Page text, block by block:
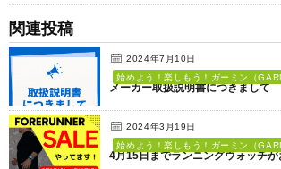
関連投稿
2024年7月10日
始めよう！楽しもう！ガーミン（
メーカー取扱説明書につきまして
2024年3月19日
始めよう！楽しもう！ガーミン（
4月15日までランニングウォッチ